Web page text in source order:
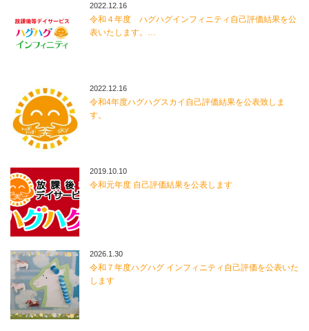
2022.12.16
令和４年度 ハグハグインフィニティ自己評価結果を公
表いたします。…
2022.12.16
令和4年度ハグハグスカイ自己評価結果を公表致しま
す。
2019.10.10
令和元年度 自己評価結果を公表します
2026.1.30
令和７年度ハグハグ インフィニティ自己評価を公表いた
します